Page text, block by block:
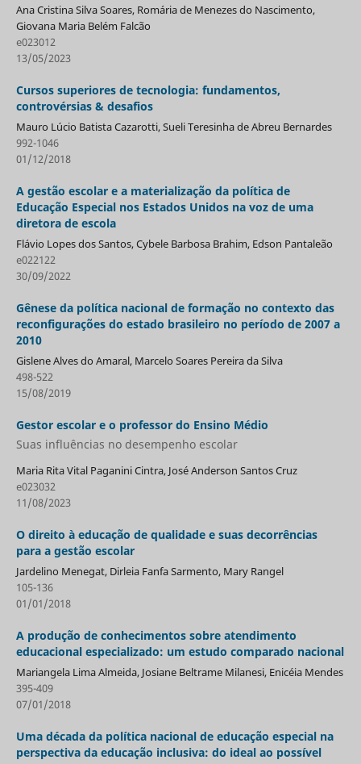
Ana Cristina Silva Soares, Romária de Menezes do Nascimento,
Giovana Maria Belém Falcão
e023012
13/05/2023
Cursos superiores de tecnologia: fundamentos,
controvérsias & desafios
Mauro Lúcio Batista Cazarotti, Sueli Teresinha de Abreu Bernardes
992-1046
01/12/2018
A gestão escolar e a materialização da política de
Educação Especial nos Estados Unidos na voz de uma
diretora de escola
Flávio Lopes dos Santos, Cybele Barbosa Brahim, Edson Pantaleão
e022122
30/09/2022
Gênese da política nacional de formação no contexto das
reconfigurações do estado brasileiro no período de 2007 a
2010
Gislene Alves do Amaral, Marcelo Soares Pereira da Silva
498-522
15/08/2019
Gestor escolar e o professor do Ensino Médio
Suas influências no desempenho escolar
Maria Rita Vital Paganini Cintra, José Anderson Santos Cruz
e023032
11/08/2023
O direito à educação de qualidade e suas decorrências
para a gestão escolar
Jardelino Menegat, Dirleia Fanfa Sarmento, Mary Rangel
105-136
01/01/2018
A produção de conhecimentos sobre atendimento
educacional especializado: um estudo comparado nacional
Mariangela Lima Almeida, Josiane Beltrame Milanesi, Enicéia Mendes
395-409
07/01/2018
Uma década da política nacional de educação especial na
perspectiva da educação inclusiva: do ideal ao possível